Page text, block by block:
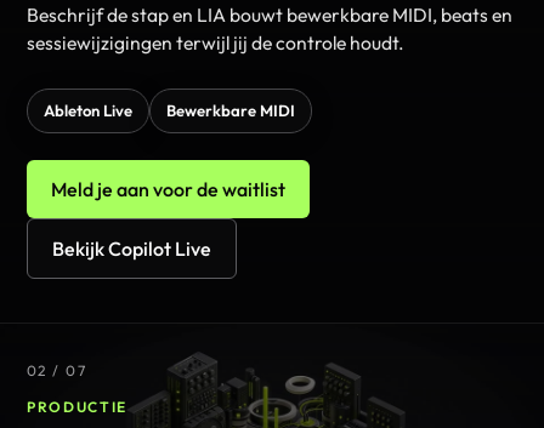
Beschrijf de stap en LIA bouwt bewerkbare MIDI, beats en
sessiewijzigingen terwijl jij de controle houdt.
Ableton Live Bewerkbare MIDI
Meld je aan voor de waitlist
Bekijk Copilot Live
02 / 07
PRODUCTIE